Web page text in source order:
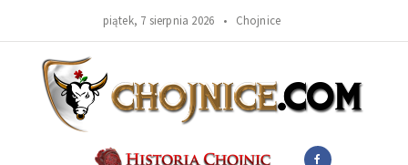
piątek, 7 sierpnia 2026 • Chojnice